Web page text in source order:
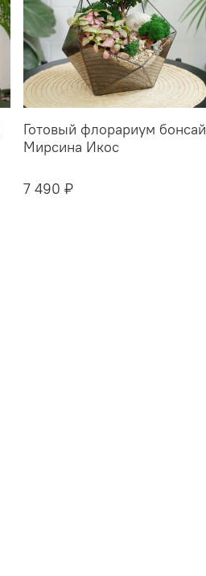
Готовый флорариум бонсай
Мирсина Икос
7 490 ₽